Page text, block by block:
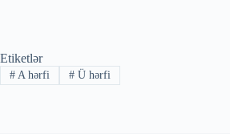
Etiketlər
#A hərfi #Ü hərfi